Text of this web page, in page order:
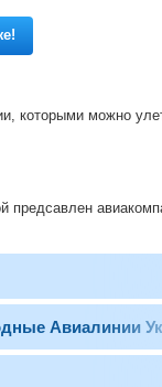
которыми можно
Авиалинии